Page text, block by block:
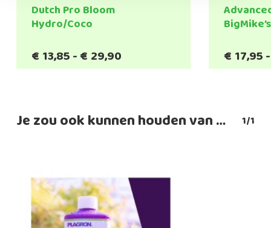
Dutch Pro Bloom
Hydro/Coco
€ 13,85-€ 29,90Prijsklasse:
€13,85
€ 17,95-
Je zou ook kunnen houden van … 1/1